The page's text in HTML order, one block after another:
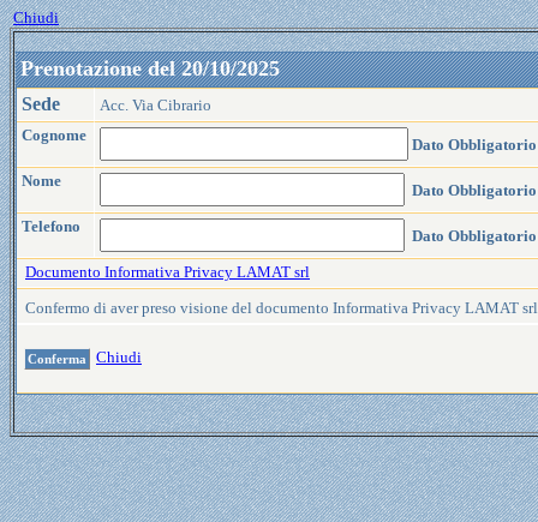
Chiudi
Prenotazione del 20/10/2025
Sede
Acc. Via Cibrario
Cognome
Dato
Nome
Dato
Telefono
Dato
Documento Informativa Privacy LAMAT srl
Confermo di aver preso visione del documento Informativa Privacy LAMAT
Chiudi